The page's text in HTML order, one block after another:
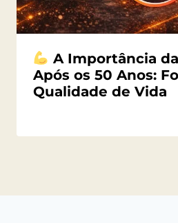
A Importância
Após os 50 Anos:
Qualidade de Vida
Angela